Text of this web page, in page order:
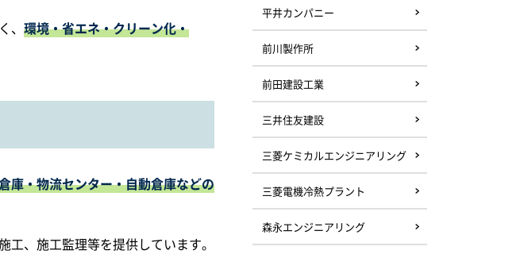
環境・省エネ・クリーン化・
庫・物流センター・自動倉庫などの
、施工監理等を提供しています。
平井カンパニー
前川製作所
前田建設工業
三井住友建設
三菱ケミカルエンジニアリング
三菱電機冷熱プラント
森永エンジニアリング